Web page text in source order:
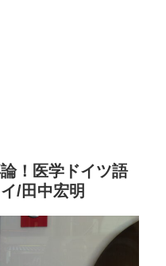
！医学ドイツ語
/田中宏明